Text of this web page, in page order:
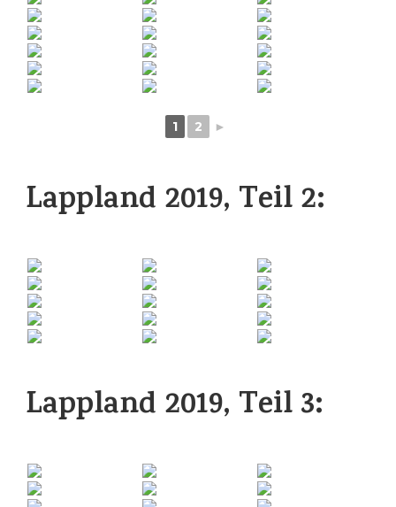
1 2 ►
Lappland 2019, Teil 2:
Lappland 2019, Teil 3: